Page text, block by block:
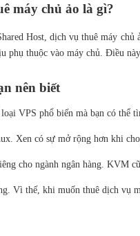
máy chủ ảo là gì?
Host, dịch vụ thuê máy chủ
phụ thuộc vào máy chủ. Điều
nên biết
VPS phổ biến mà bạn có thể
Xen có sự mở rộng hơn khi
cho ngành ngân hàng. KVM
Vì thế, khi muốn thuê dịch vụ